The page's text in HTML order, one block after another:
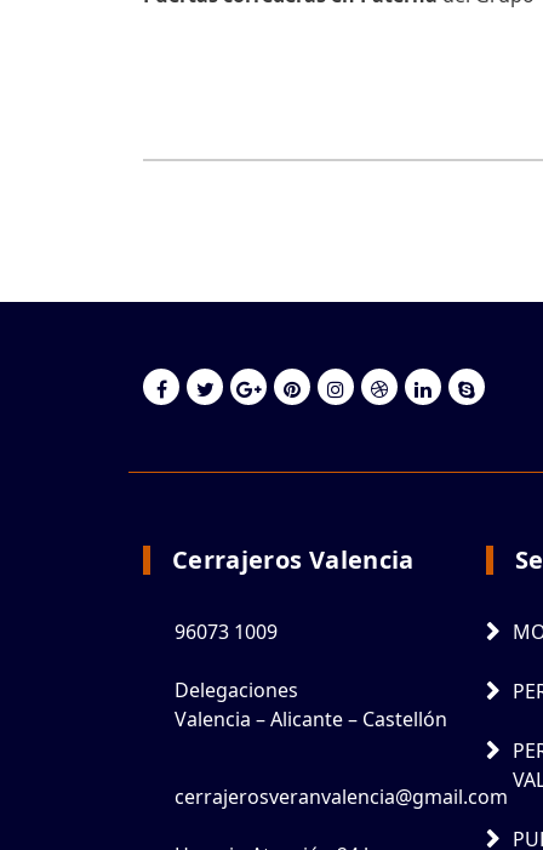
Cerrajeros Valencia
96073 1009
Delegaciones
Valencia – Alicante – Castellón
cerrajerosveranvalencia@gmail.com